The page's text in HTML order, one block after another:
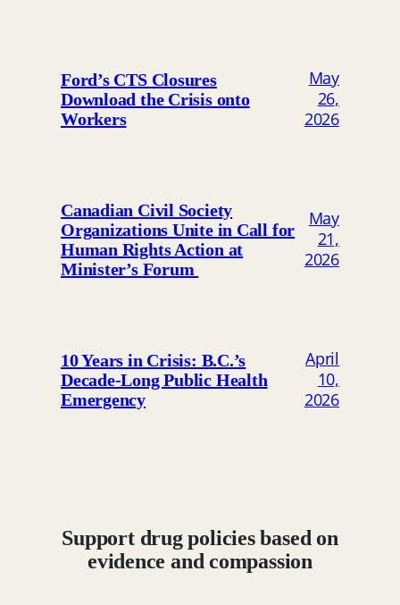
Ford’s CTS Closures
Download the Crisis onto
Workers
May
26,
2026
Canadian Civil Society
Organizations Unite in Call for
Human Rights Action at
Minister’s Forum
May
21,
2026
10 Years in Crisis: B.C.’s
Decade-Long Public Health
Emergency
April
10,
2026
Support drug policies based on
evidence and compassion